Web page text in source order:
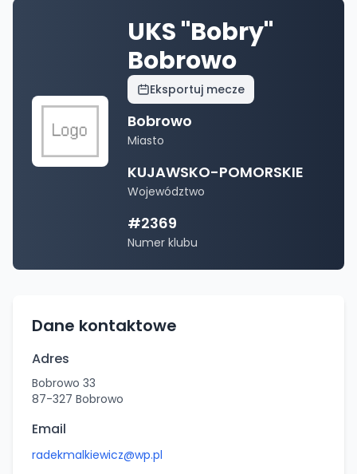
UKS "Bobry"
Bobrowo
Eksportuj mecze
Bobrowo
Miasto
KUJAWSKO-POMORSKIE
Województwo
#2369
Numer klubu
Dane kontaktowe
Adres
Bobrowo 33
87-327 Bobrowo
Email
radekmalkiewicz@wp.pl